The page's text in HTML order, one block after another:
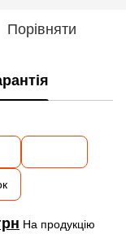
Порівняти
На продукцію